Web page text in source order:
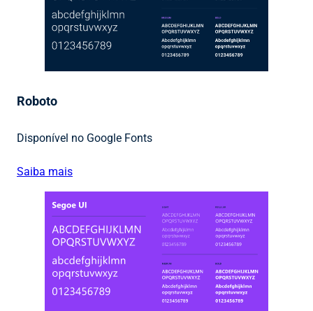
Roboto
Disponível no Google Fonts
Saiba mais